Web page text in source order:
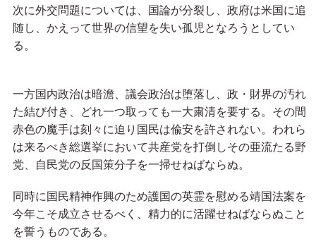
次に外交問題については、国論が分裂し、政府は米国に追
随し、かえって世界の信望を失い孤児となろうとしてい
る。
一方国内政治は暗澹、議会政治は堕落し、政・財界の汚れ
た結び付き、どれ一つ取っても一大粛清を要する。その間
赤色の魔手は刻々に迫り国民は偸安を許されない。われら
は来るべき総選挙において共産党を打倒しその亜流たる野
党、自民党の反国策分子を一掃せねばならぬ。
同時に国民精神作興のため護国の英霊を慰める靖国法案を
今年こそ成立させるべく、精力的に活躍せねばならぬこと
を誓うものである。